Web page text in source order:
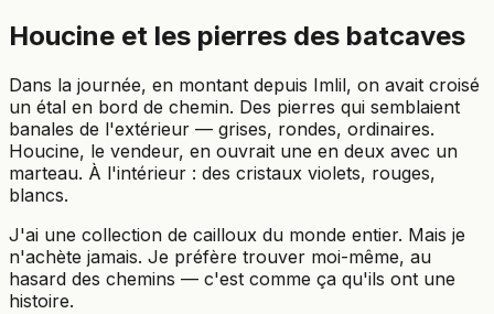
Houcine et les pierres des batcaves
Dans la journée, en montant depuis Imlil, on avait croisé
un étal en bord de chemin. Des pierres qui semblaient
banales de l'extérieur — grises, rondes, ordinaires.
Houcine, le vendeur, en ouvrait une en deux avec un
marteau. À l'intérieur : des cristaux violets, rouges,
blancs.
J'ai une collection de cailloux du monde entier. Mais je
n'achète jamais. Je préfère trouver moi-même, au
hasard des chemins — c'est comme ça qu'ils ont une
histoire.